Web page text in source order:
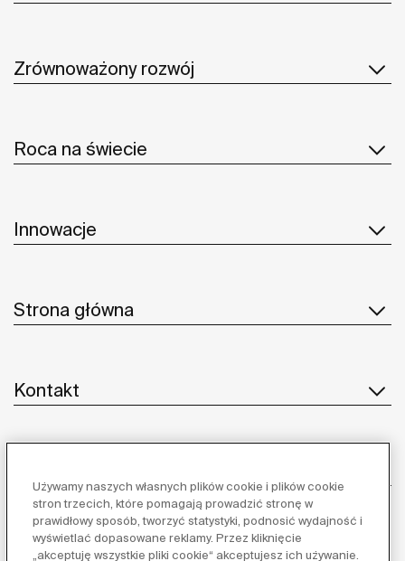
Zrównoważony rozwój
Roca na świecie
Innowacje
Strona główna
Kontakt
Dostawcy
Używamy naszych własnych plików cookie i plików cookie
stron trzecich, które pomagają prowadzić stronę w
prawidłowy sposób, tworzyć statystyki, podnosić wydajność i
wyświetlać dopasowane reklamy. Przez kliknięcie
„akceptuję wszystkie pliki cookie“ akceptujesz ich używanie.